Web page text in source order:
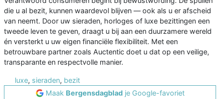
die u al bezit, kunnen waardevol blijven — ook als u er afscheid
van neemt. Door uw sieraden, horloges of luxe bezittingen een
tweede leven te geven, draagt u bij aan een duurzamere wereld
én versterkt u uw eigen financiële flexibiliteit. Met een
betrouwbare partner zoals Auctentic doet u dat op een veilige,
transparante en respectvolle manier.
luxe, sieraden, bezit
Maak Bergensdagbladje Google-favoriet